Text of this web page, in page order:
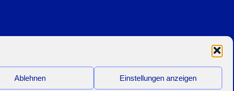
Ablehnen Einstellungen anzeigen